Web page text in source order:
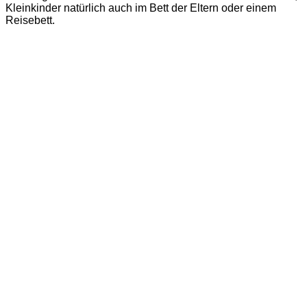
Kleinkinder natürlich auch im Bett der Eltern oder einem
Reisebett.